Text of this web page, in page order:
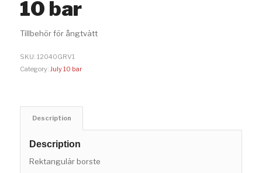
10 bar
Tillbehör för ångtvätt
SKU: 12040GRV1
Category: July 10 bar
Description
Description
Rektangulär borste